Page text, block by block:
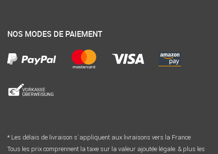
NOS MODES DE PAIEMENT
* Les délais de livraison s´appliquent aux livraisons vers la France
Tous les prix comprennent la taxe sur la valeur ajoutée légale. & plus les